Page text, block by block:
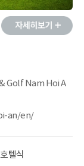
Golf Nam Hoi A
an/en/
호텔식